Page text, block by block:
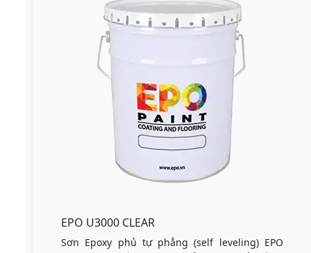
EPO U3000 CLEAR
Sơn Epoxy phủ tự phẳng (self leveling) EPO